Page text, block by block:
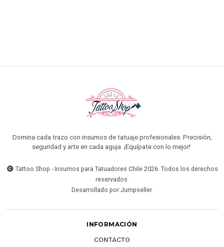
Domina cada trazo con insumos de tatuaje profesionales. Precisión,
seguridad y arte en cada aguja. ¡Equípate con lo mejor!
Tattoo Shop - Insumos para Tatuadores Chile 2026. Todos los derechos
reservados.
Desarrollado por Jumpseller.
INFORMACIÓN
CONTACTO